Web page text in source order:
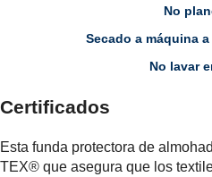
No
Secado a máquina
No lavar
Certificados
Esta funda protectora de
TEX® que asegura que los